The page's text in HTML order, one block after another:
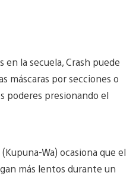
en la secuela, Crash puede
máscaras por secciones o
poderes presionando el
(Kupuna-Wa) ocasiona que el
más lentos durante un